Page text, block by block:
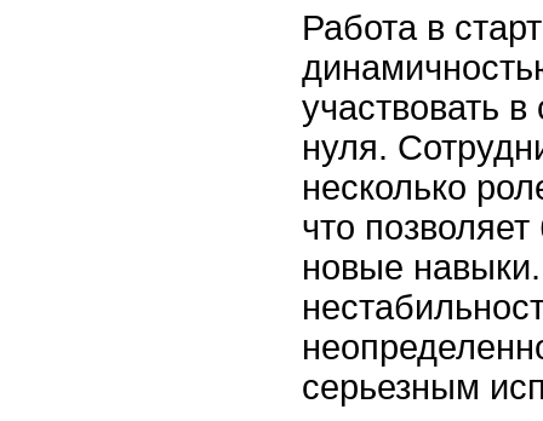
Работа в
участвовать
нуля.
несколько
что
новые
серьезным